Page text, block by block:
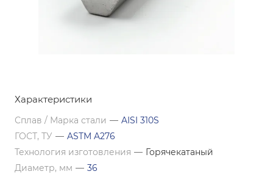
Характеристики
Сплав / Марка стали — AISI 310S
ГОСТ, ТУ — ASTM A276
Технология изготовления — Горячекатаный
Диаметр, мм — 36